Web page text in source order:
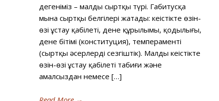
дегеніміз – малдың сыртқы түрі. Габитусқа
мына сыртқы белгілері жатады: кеңістікте өзін-
өзі ұстау қабілеті, дене құрылымы, қоңдылығы,
дене бітімі (конституция), темпераменті
(сыртқы әсерлерді сезгіштік). Малдың кеңістікте
өзін-өзі ұстау қабілеті табиғи және
амалсыздан немесе […]